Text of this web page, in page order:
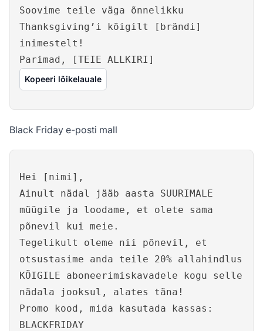
Soovime teile väga õnnelikku
Thanksgiving’i kõigilt [brändi]
inimestelt!
Parimad, [TEIE ALLKIRI]
Kopeeri lõikelauale
Black Friday e-posti mall
Hei [nimi],
Ainult nädal jääb aasta SUURIMALE
müügile ja loodame, et olete sama
põnevil kui meie.
Tegelikult oleme nii põnevil, et
otsustasime anda teile 20% allahindlus
KÕIGILE aboneerimiskavadele kogu selle
nädala jooksul, alates täna!
Promo kood, mida kasutada kassas:
BLACKFRIDAY